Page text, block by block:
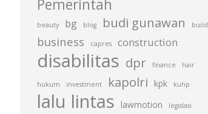
Pemerintah
beauty bg blog budi gunawan build
business capres construction
disabilitas dpr finance hair
hukum investment kapolri kpk kuhp
lalu lintas lawmotion legislasi